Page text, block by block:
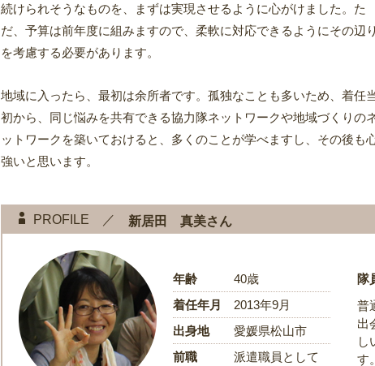
続けられそうなものを、まずは実現させるように心がけました。た
だ、予算は前年度に組みますので、柔軟に対応できるようにその辺り
を考慮する必要があります。
地域に入ったら、最初は余所者です。孤独なことも多いため、着任
初から、同じ悩みを共有できる協力隊ネットワークや地域づくりの
ットワークを築いておけると、多くのことが学べますし、その後も
強いと思います。
PROFILE ／ 新居田 真美さん
年齢
40歳
着任年月
2013年9月
出身地
愛媛県松山市
前職
派遣職員として
隊
普
出
し
す。